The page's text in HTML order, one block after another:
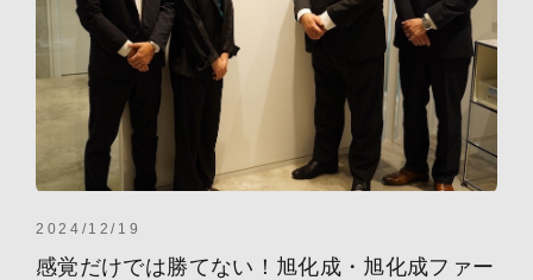
2024/12/19
感覚だけでは勝てない！旭化成・旭化成ファー